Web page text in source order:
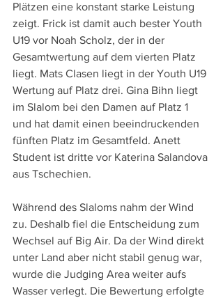
Plätzen eine konstant starke Leistung
zeigt. Frick ist damit auch bester Youth
U19 vor Noah Scholz, der in der
Gesamtwertung auf dem vierten Platz
liegt. Mats Clasen liegt in der Youth U19
Wertung auf Platz drei. Gina Bihn liegt
im Slalom bei den Damen auf Platz 1
und hat damit einen beeindruckenden
fünften Platz im Gesamtfeld. Anett
Student ist dritte vor Katerina Salandova
aus Tschechien.
Während des Slaloms nahm der Wind
zu. Deshalb fiel die Entscheidung zum
Wechsel auf Big Air. Da der Wind direkt
unter Land aber nicht stabil genug war,
wurde die Judging Area weiter aufs
Wasser verlegt. Die Bewertung erfolgte